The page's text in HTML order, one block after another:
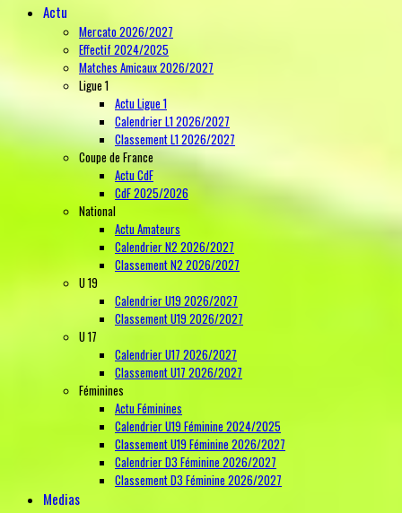
Actu
Mercato 2026/2027
Effectif 2024/2025
Matches Amicaux 2026/2027
Ligue 1
Actu Ligue 1
Calendrier L1 2026/2027
Classement L1 2026/2027
Coupe de France
Actu CdF
CdF 2025/2026
National
Actu Amateurs
Calendrier N2 2026/2027
Classement N2 2026/2027
U 19
Calendrier U19 2026/2027
Classement U19 2026/2027
U 17
Calendrier U17 2026/2027
Classement U17 2026/2027
Féminines
Actu Féminines
Calendrier U19 Féminine 2024/2025
Classement U19 Féminine 2026/2027
Calendrier D3 Féminine 2026/2027
Classement D3 Féminine 2026/2027
Medias